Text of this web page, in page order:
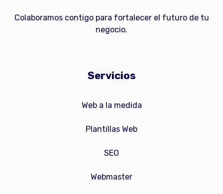
Colaboramos contigo para fortalecer el futuro de tu
negocio.
Servicios
Web a la medida
Plantillas Web
SEO
Webmaster